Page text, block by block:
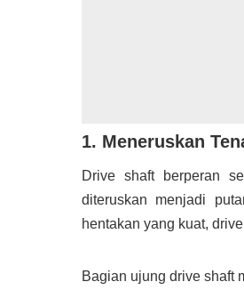
1. Meneruskan
Drive shaft berperan
diteruskan menjadi
hentakan yang kuat,
Bagian ujung drive shaft